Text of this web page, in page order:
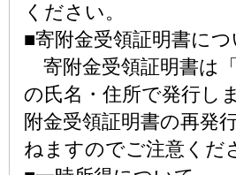
ください。
■寄附金受領証明書につ
寄附金受領証明書は「
の氏名・住所で発行し
附金受領証明書の再発
ねますのでご注意くだ